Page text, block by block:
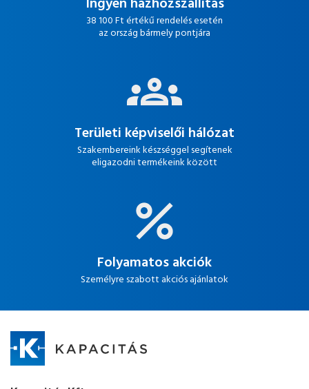
38 100 Ft értékű rendelés esetén
az ország bármely pontjára
Területi képviselői hálózat
Szakembereink készséggel segítenek
eligazodni termékeink között
Folyamatos akciók
Személyre szabott akciós ajánlatok